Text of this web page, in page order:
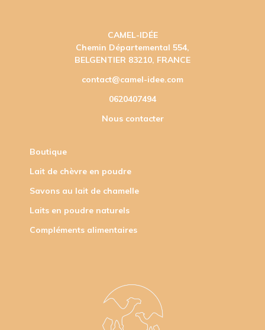
CAMEL-IDÉE
Chemin Départemental 554,
BELGENTIER 83210, FRANCE
contact@camel-idee.com
0620407494
Nous contacter
Boutique
Lait de chèvre en poudre
Savons au lait de chamelle
Laits en poudre naturels
Compléments alimentaires